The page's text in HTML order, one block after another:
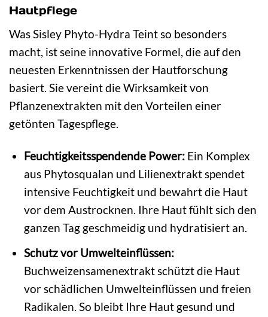
Hautpflege
Was Sisley Phyto-Hydra Teint so besonders
macht, ist seine innovative Formel, die auf den
neuesten Erkenntnissen der Hautforschung
basiert. Sie vereint die Wirksamkeit von
Pflanzenextrakten mit den Vorteilen einer
getönten Tagespflege.
Feuchtigkeitsspendende Power:Ein Komplex
aus Phytosqualan und Lilienextrakt spendet
intensive Feuchtigkeit und bewahrt die Haut
vor dem Austrocknen. Ihre Haut fühlt sich den
ganzen Tag geschmeidig und hydratisiert an.
Schutz vor Umwelteinflüssen:
Buchweizensamenextrakt schützt die Haut
vor schädlichen Umwelteinflüssen und freien
Radikalen. So bleibt Ihre Haut gesund und